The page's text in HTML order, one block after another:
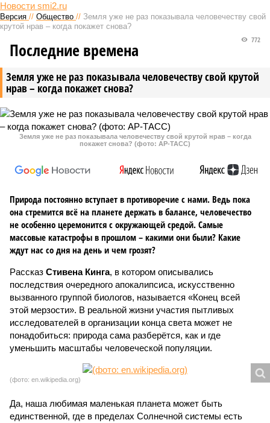
Новости smi2.ru
Версия // Общество // Земля уже не раз показывала человечеству свой
крутой нрав – когда покажет снова?
Земля уже не раз показывала человечеству свой крутой
нрав – когда покажет снова?
772
Последние времена
Земля уже не раз показывала человечеству свой крутой нрав – когда
покажет снова? (фото: АР-ТАСС)
Природа постоянно вступает в противоречие с нами. Ведь пока
она стремится всё на планете держать в балансе, человечество
не особенно церемонится с окружающей средой. Самые
массовые катастрофы в прошлом – какими они были? Какие
ждут нас со дня на день и чем грозят?
Рассказ Стивена Кинга, в котором описывались
последствия очередного апокалипсиса, искусственно
вызванного группой биологов, называется «Конец всей
этой мерзости». В реальной жизни участия пытливых
исследователей в организации конца света может не
понадобиться: природа сама разберётся, как и где
уменьшить масштабы человеческой популяции.
(фото: en.wikipedia.org)
Да, наша любимая маленькая планета может быть
единственной, где в пределах Солнечной системы есть